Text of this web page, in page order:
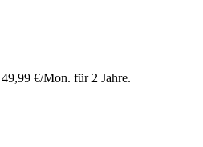
€/Mon. für 2 Jahre.